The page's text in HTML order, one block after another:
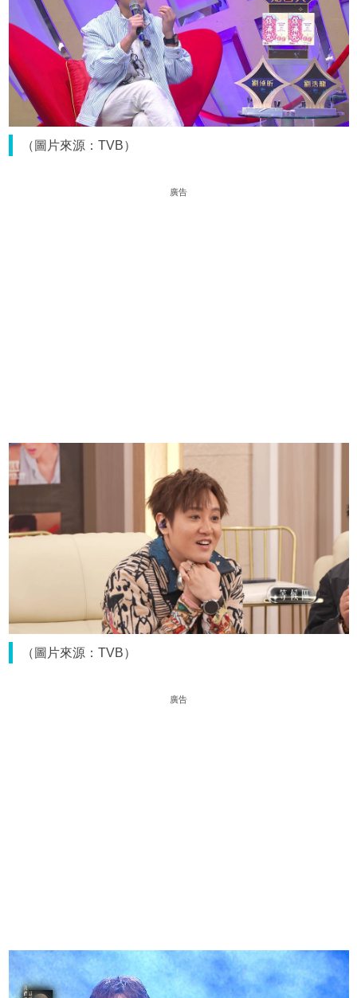
（圖片來源：TVB）
廣告
（圖片來源：TVB）
廣告